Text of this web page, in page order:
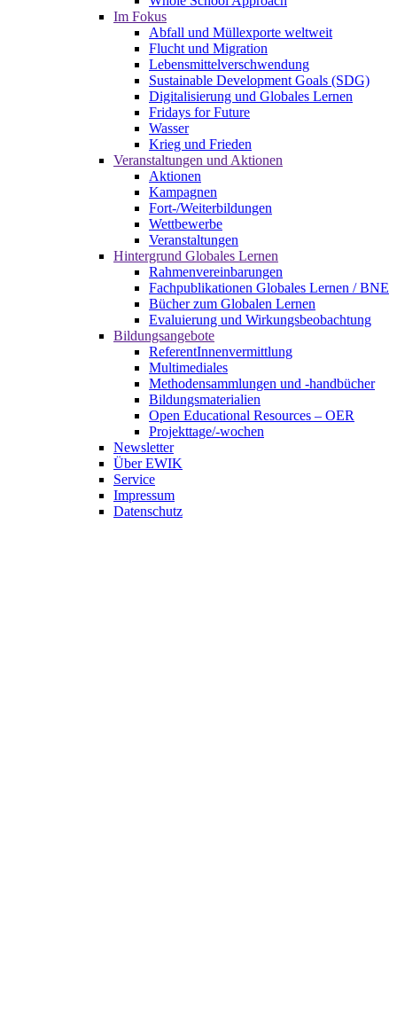
Im Fokus
Abfall und Müllexporte weltweit
Flucht und Migration
Lebensmittelverschwendung
Sustainable Development Goals (SDG)
Digitalisierung und Globales Lernen
Fridays for Future
Wasser
Krieg und Frieden
Veranstaltungen und Aktionen
Aktionen
Kampagnen
Fort-/Weiterbildungen
Wettbewerbe
Veranstaltungen
Hintergrund Globales Lernen
Rahmenvereinbarungen
Fachpublikationen Globales Lernen / BNE
Bücher zum Globalen Lernen
Evaluierung und Wirkungsbeobachtung
Bildungsangebote
ReferentInnenvermittlung
Multimediales
Methodensammlungen und -handbücher
Bildungsmaterialien
Open Educational Resources – OER
Projekttage/-wochen
Newsletter
Über EWIK
Service
Impressum
Datenschutz